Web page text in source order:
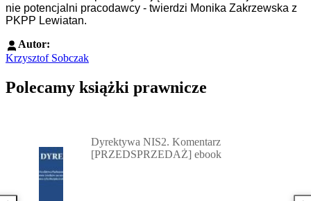
nie potencjalni pracodawcy - twierdzi Monika Zakrzewska z
PKPP Lewiatan.
Autor:
Krzysztof Sobczak
Polecamy książki prawnicze
Dyrektywa NIS2. Komentarz
[PRZEDSPRZEDAŻ] ebook